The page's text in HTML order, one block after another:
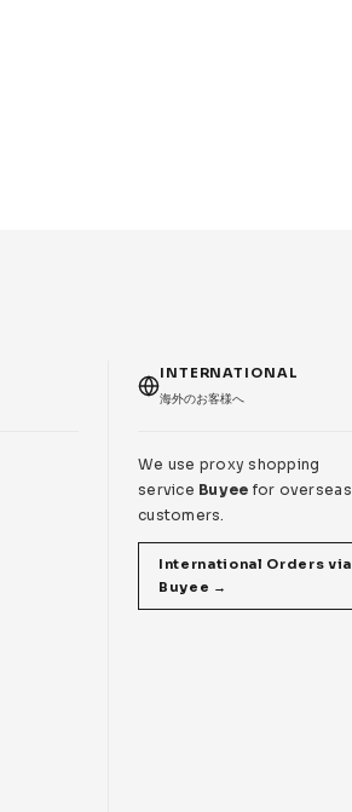
INTERNATIONAL
海外のお客様へ
We use proxy shopping
service Buyee for overseas
customers.
International Orders via
Buyee →